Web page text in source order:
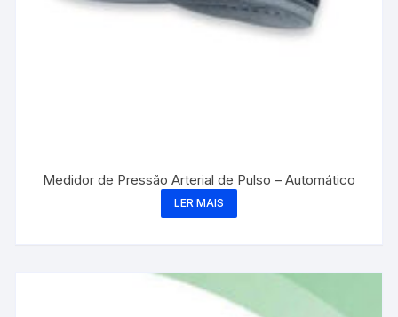
Medidor de Pressão Arterial de Pulso – Automático
LER MAIS